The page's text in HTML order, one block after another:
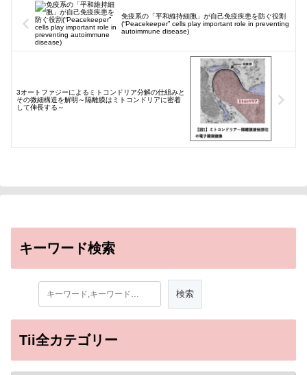
免疫系の「平和維持細胞」が自己免疫疾患を防ぐ役割
(“Peacekeeper” cells play important role in preventing
autoimmune disease)
3オートファジーによるミトコンドリア分解の仕組みと
その微細構造を解明～隔離膜はミトコンドリアに密着
して伸長する～
キーワード検索
Tii全カテゴリー